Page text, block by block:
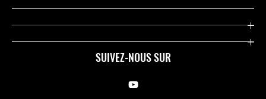
SUIVEZ-NOUS SUR
Compétition
Press